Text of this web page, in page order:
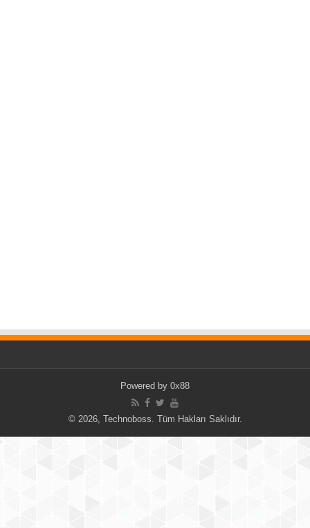
Powered by 0x88
© 2026, Technoboss. Tüm Hakları Saklıdır.